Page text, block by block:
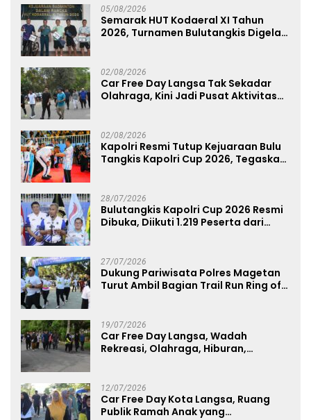
05/08/2026
Semarak HUT Kodaeral XI Tahun
2026, Turnamen Bulutangkis Digelar
02/08/2026
Car Free Day Langsa Tak Sekadar
Olahraga, Kini Jadi Pusat Aktivitas
02/08/2026
Kapolri Resmi Tutup Kejuaraan Bulu
Tangkis Kapolri Cup 2026, Tegaskan
28/07/2026
Bulutangkis Kapolri Cup 2026 Resmi
Dibuka, Diikuti 1.219 Peserta dari
27/07/2026
Dukung Pariwisata Polres Magetan
Turut Ambil Bagian Trail Run Ring of
19/07/2026
Car Free Day Langsa, Wadah
Rekreasi, Olahraga, Hiburan,
12/07/2026
Car Free Day Kota Langsa, Ruang
Publik Ramah Anak yang